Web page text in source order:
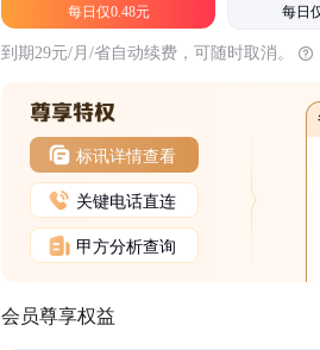
每日仅0.48元 每日
到期29元/月/省自动续费，可随时取消。
标讯详情查看
关键电话直连
甲方分析查询
会员尊享权益